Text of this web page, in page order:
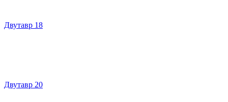
Двутавр 18
Двутавр 20